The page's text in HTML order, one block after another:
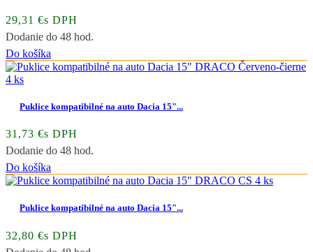
29,31 €s DPH
Dodanie do 48 hod.
Do košíka
Puklice kompatibilné na auto Dacia 15"...
31,73 €s DPH
Dodanie do 48 hod.
Do košíka
Puklice kompatibilné na auto Dacia 15"...
32,80 €s DPH